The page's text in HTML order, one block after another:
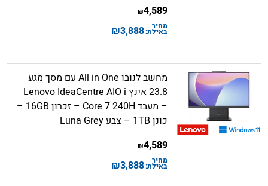
4,589
₪
מחיר
באילת:3,888
₪
מחשב לנובו All in One עם מסך מגע
23.8 אינץ Lenovo IdeaCentre AIO i
– מעבד Core 7 240H – זכרון 16GB –
כונן 1TB – צבע Luna Grey
4,589
₪
מחיר
באילת:3,888
₪